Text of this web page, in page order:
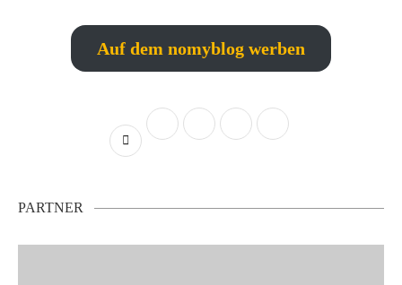
Auf dem nomyblog werben
PARTNER